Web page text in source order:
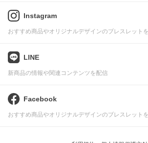
Instagram
おすすめ商品やオリジナルデザインのブレスレット
LINE
新商品の情報や関連コンテンツを配信
Facebook
おすすめ商品やオリジナルデザインのブレスレット